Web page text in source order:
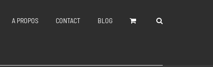
A PROPOS CONTACT BLOG